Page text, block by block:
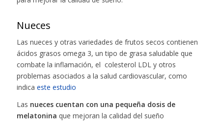
Nueces
Las nueces y otras variedades de frutos secos contienen
ácidos grasos omega 3, un tipo de grasa saludable que
combate la inflamación, el colesterol LDL y otros
problemas asociados a la salud cardiovascular, como
indica este estudio
Las nueces cuentan con una pequeña dosis de
melatonina que mejoran la calidad del sueño